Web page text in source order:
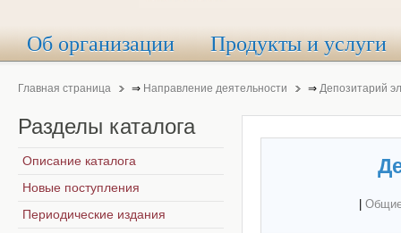
Об организации Продукты и услуги
Главная страница ⇒ Направление деятельности ⇒ Депозитарий
Разделы каталога
Описание каталога
Новые поступления
Периодические издания